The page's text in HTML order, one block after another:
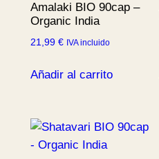
Amalaki BIO 90cap –
Organic India
21,99 € IVA incluido
Añadir al carrito